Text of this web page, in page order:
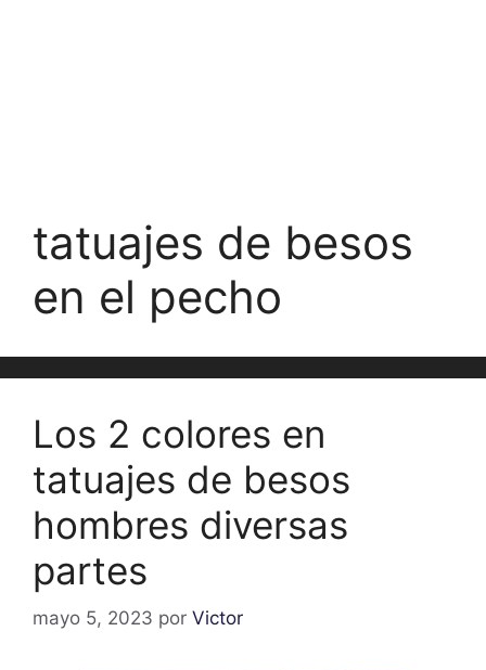
tatuajes de besos
en el pecho
Los 2 colores en
tatuajes de besos
hombres diversas
partes
mayo 5, 2023 por Victor